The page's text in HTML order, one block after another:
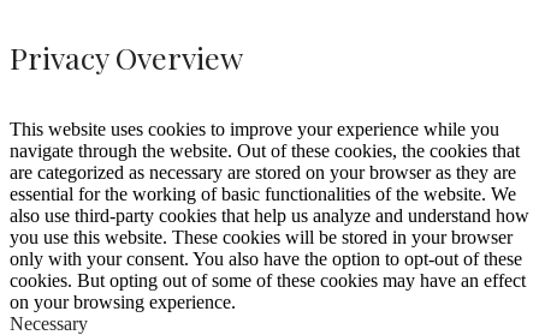
Privacy Overview
This website uses cookies to improve your experience while you
navigate through the website. Out of these cookies, the cookies that
are categorized as necessary are stored on your browser as they are
essential for the working of basic functionalities of the website. We
also use third-party cookies that help us analyze and understand how
you use this website. These cookies will be stored in your browser
only with your consent. You also have the option to opt-out of these
cookies. But opting out of some of these cookies may have an effect
on your browsing experience.
Necessary